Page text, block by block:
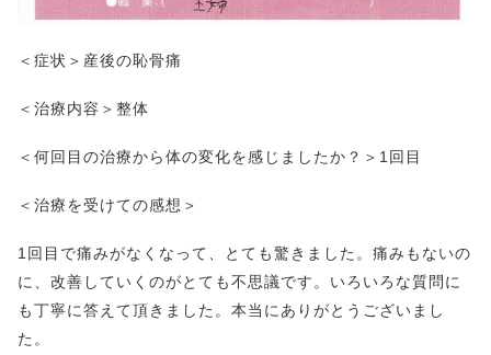
＜症状＞産後の恥骨痛
＜治療内容＞整体
＜何回目の治療から体の変化を感じましたか？＞1回目
＜治療を受けての感想＞
1回目で痛みがなくなって、とても驚きました。痛みもないの
に、改善していくのがとても不思議です。いろいろな質問に
も丁寧に答えて頂きました。本当にありがとうございまし
た。